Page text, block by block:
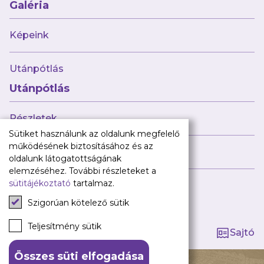
Galéria
Képeink
Utánpótlás
Utánpótlás
Részletek
Híreink
Tagság kezelése
Sajtó
Babaváró
ajándékcsomag
Újpest FC
TAO
Klub infó
Sajtó
Press Kit
Újpest FC Shop
Digitális felületeink
Facebook
Instagram
Tiktok
Youtube
Spotify
Sütiket használunk az oldalunk megfelelő
működésének biztosításához és az
oldalunk látogatottságának
elemzéséhez. További részleteket a
sütitájékoztató tartalmaz.
Szigorúan kötelező sütik
Teljesítmény sütik
Összes süti elfogadása